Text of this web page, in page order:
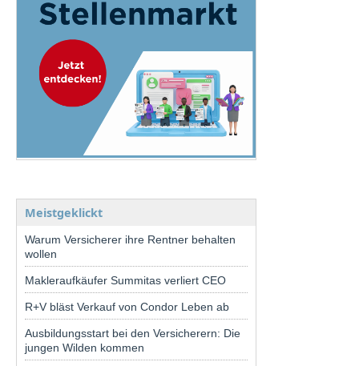
Meistgeklickt
Warum Versicherer ihre Rentner behalten
wollen
Makleraufkäufer Summitas verliert CEO
R+V bläst Verkauf von Condor Leben ab
Ausbildungsstart bei den Versicherern: Die
jungen Wilden kommen